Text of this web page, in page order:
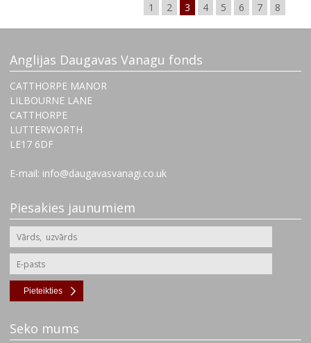
1 2 3 4 5 6 7 8
Anglijas Daugavas Vanagu fonds
CATTHORPE MANOR
LILBOURNE LANE
CATTHORPE
LUTTERWORTH
‌LE17 6DF
E-mail: info@daugavasvanagi.co.uk
Piesakies jaunumiem
Pieteikties
Seko mums